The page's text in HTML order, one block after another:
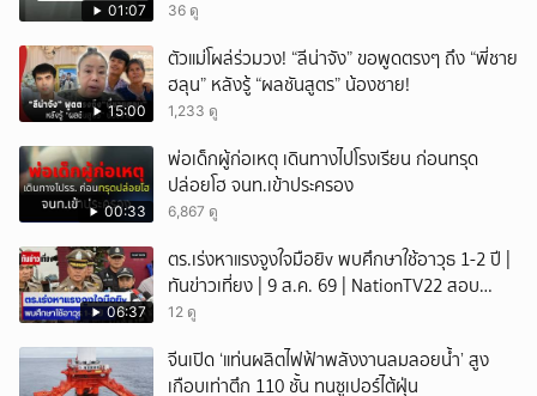
01:07 36 ดู
15:00
ตัวแม่โผล่ร่วมวง! “ลีน่าจัง” ขอพูดตรงๆ ถึง “พี่ชาย
ฮลุน” หลังรู้ “ผลชันสูตร” น้องชาย!
1,233 ดู
00:33
พ่อเด็กผู้ก่อเหตุ เดินทางไปโรงเรียน ก่อนทรุด
ปล่อยโฮ จนท.เข้าประครอง
6,867 ดู
06:37
ตร.เร่งหาแรงจูงใจมือยิv พบศึกษาใช้อาวุธ 1-2 ปี |
ทันข่าวเที่ยง | 9 ส.ค. 69 | NationTV22 สอบ
พยานแล้ว 17 ปาก เร่งตรวจมือถือและหลักฐานที่
เพื่อน และสื่อโซเ
12 ดู
จีนเปิด ‘แท่นผลิตไฟฟ้าพลังงานลมลอยน้ำ’ สูง
เกือบเท่าตึก 110 ชั้น ทนซูเปอร์ไต้ฝุ่น